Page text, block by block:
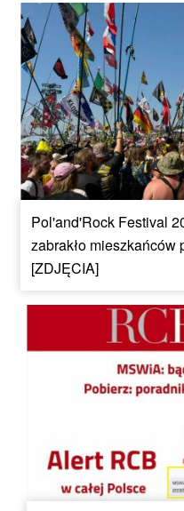
Pol'and'Rock Festival
zabrakło
[ZDJĘCIA]